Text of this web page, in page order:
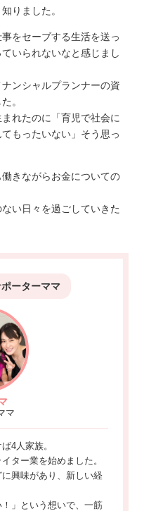
りました。
をセーブする生活を送っ
いられないなと感じまし
ンシャルプランナーの資
。
れたのに「育児で社会に
もったいない」そう思っ
きながらお金についての
い日々を過ごしていきた
ーターママ
マ
4人家族。
ター業を始めました。
興味があり、新しい経
」という想いで、一筋